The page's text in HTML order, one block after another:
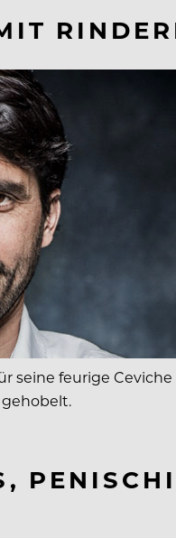
seine feurige